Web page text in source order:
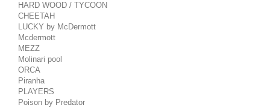
HARD WOOD / TYCOON
CHEETAH
LUCKY by McDermott
Mcdermott
MEZZ
Molinari pool
ORCA
Piranha
PLAYERS
Poison by Predator